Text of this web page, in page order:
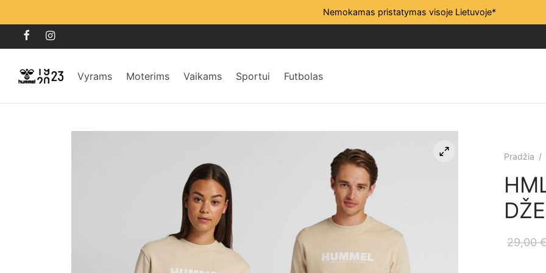
Nemokamas pristatymas visoje Lietuvoje*
Vyrams Moterims Vaikams Sportui Futbolas
Pradžia /
29,00